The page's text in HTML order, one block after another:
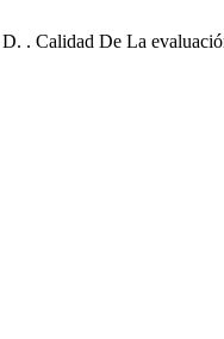
. Calidad De La